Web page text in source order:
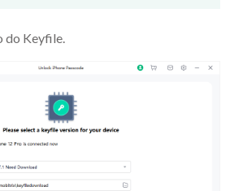
do Keyfile.